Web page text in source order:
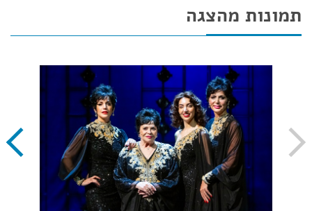
תמונות מהצגה